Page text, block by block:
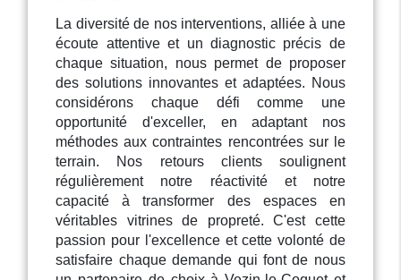
La diversité de nos interventions, alliée à une
écoute attentive et un diagnostic précis de
chaque situation, nous permet de proposer
des solutions innovantes et adaptées. Nous
considérons chaque défi comme une
opportunité d'exceller, en adaptant nos
méthodes aux contraintes rencontrées sur le
terrain. Nos retours clients soulignent
régulièrement notre réactivité et notre
capacité à transformer des espaces en
véritables vitrines de propreté. C'est cette
passion pour l'excellence et cette volonté de
satisfaire chaque demande qui font de nous